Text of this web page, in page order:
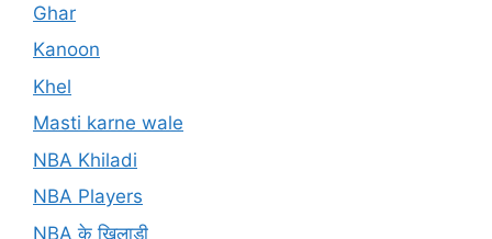
Ghar
Kanoon
Khel
Masti karne wale
NBA Khiladi
NBA Players
NBA के खिलाड़ी